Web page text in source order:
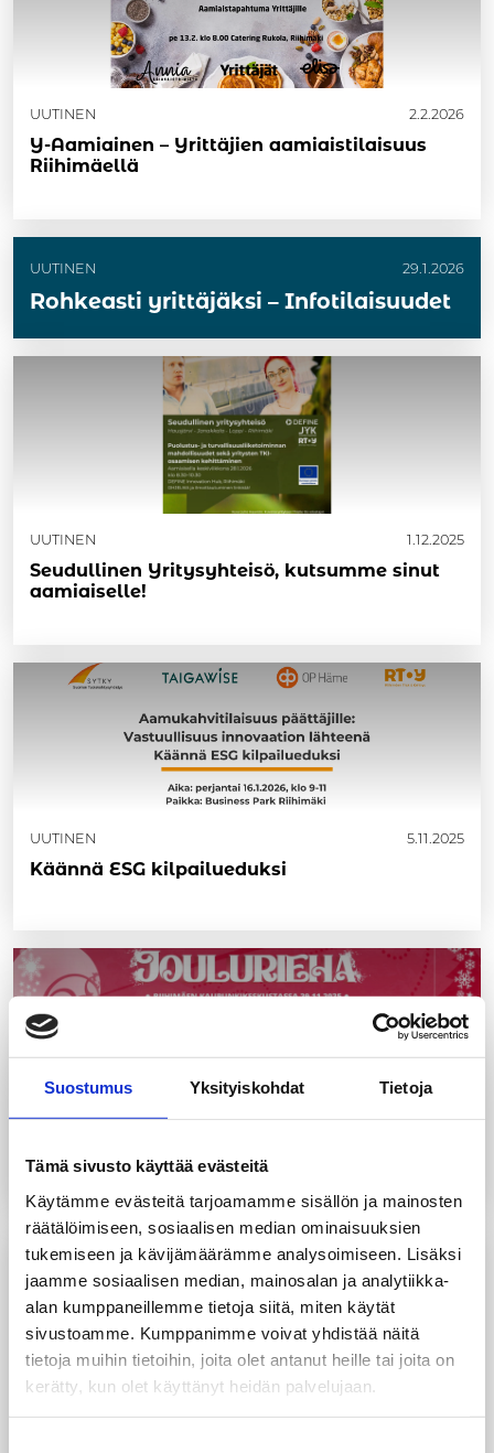
Suostumus Yksityiskohdat Tietoja
Tämä sivusto käyttää evästeitä
Käytämme evästeitä tarjoamamme sisällön ja mainosten
räätälöimiseen, sosiaalisen median ominaisuuksien
tukemiseen ja kävijämäärämme analysoimiseen. Lisäksi
jaamme sosiaalisen median, mainosalan ja analytiikka-
alan kumppaneillemme tietoja siitä, miten käytät
sivustoamme. Kumppanimme voivat yhdistää näitä
tietoja muihin tietoihin, joita olet antanut heille tai joita on
kerätty, kun olet käyttänyt heidän palvelujaan.
UUTINEN 2.2.2026
Y-Aamiainen – Yrittäjien aamiaistilaisuus
Riihimäellä
UUTINEN 29.1.2026
Rohkeasti yrittäjäksi – Infotilaisuudet
UUTINEN 1.12.2025
Seudullinen Yritysyhteisö, kutsumme sinut
aamiaiselle!
UUTINEN 5.11.2025
Käännä ESG kilpailueduksi
Joulurieha Riihimäen kaupunkikeskustassa
UUTINEN 2.10.2025